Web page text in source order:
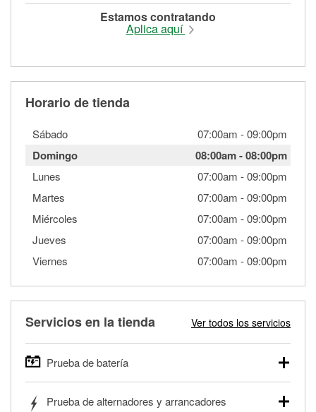
Estamos contratando
Aplica aquí
Horario de tienda
Sábado 07:00am -09:00pm
Domingo 08:00am-08:00pm
Lunes 07:00am -09:00pm
Martes
07:00am -09:00pm
Miércoles
07:00am -09:00pm
Jueves
07:00am -09:00pm
Viernes
07:00am -09:00pm
Servicios en la tienda Ver todos los servicios
Prueba de batería
autos, camionetas, SUVs, vehículos comerciales y
Prueba de alternadores y arrancadores